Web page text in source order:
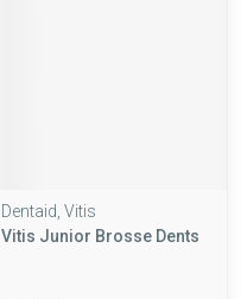
Dentaid, Vitis
Vitis Junior Brosse Dents